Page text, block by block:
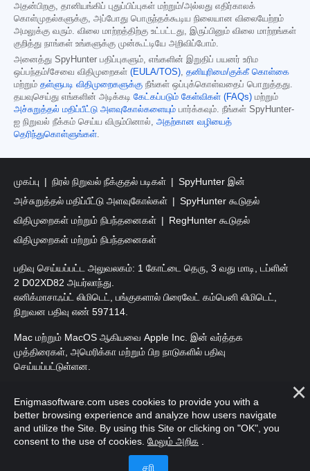
அதன்பிறகு, தானியங்கிப் புதுப்பிப்புகள் மற்றும்/அல்லது எதிர்காலக்
கொள்முதல்களுக்கு, அப்போது பொருந்தக்கூடிய நிலையான விலையேற்றம்
அமலுக்கு வரும். விலை மாற்றத்திற்கு உட்பட்டது, இருப்பினும் விலை மாற்றங்கள்
குறித்து நாங்கள் உங்களுக்கு முன்கூட்டியே அறிவிப்போம்.
அனைத்து SpyHunter பதிப்புகளும், எங்களின் இறுதிப் பயனர் உரிம
ஒப்பந்தம்/சேவை விதிமுறைகள் (EULA/TOS) தனியுரிமை/குக்கீ கொள்கை
மற்றும் தள்ளுபடி விதிமுறைகளுக்கு நீங்கள் ஒப்புக்கொள்வதைப் பொறுத்தது.
தயவுசெய்து எங்களின் அடிக்கடி கேட்கப்படும் கேள்விகள் (FAQs) மற்றும்
அச்சுறுத்தல் மதிப்பீட்டு அளவுகோல்களையும் பார்க்கவும். நீங்கள் SpyHunter-
ஐ நிறுவல் நீக்கம் செய்ய விரும்பினால், அதற்கான வழியைத்
தெரிந்துகொள்ளுங்கள்
முகப்பு நிரல் நிறுவல் நீக்குதல் படிகள்
SpyHunter இன்
அச்சுறுத்தல் மதிப்பீட்டு அளவுகோல்கள்
SpyHunter கூடுதல்
விதிமுறைகள் மற்றும் நிபந்தனைகள்
RegHunter கூடுதல்
விதிமுறைகள் மற்றும் நிபந்தனைகள்
பதிவு செய்யப்பட்ட அலுவலகம்: 1 கோட்டை தெரு, 3 வது மாடி, டப்ளின்
2 D02XD82 அயர்லாந்து.
எனிக்மாசாஃப்ட் லிமிடெட், பங்குகளால் பிரைவேட் கம்பெனி லிமிடெட்,
நிறுவன பதிவு எண் 597114.
Mac மற்றும் MacOS ஆகியவை Apple Inc. இன் வர்த்தக
முத்திரைகள், அமெரிக்கா மற்றும் பிற நாடுகளில் பதிவு
செய்யப்பட்டுள்ளன.
உரிமைகளும் பாதுகாக்கப்பட்டவை.
Enigmasoftware.com uses cookies to provide you with a
better browsing experience and analyze how users navigate
and utilize the Site. By using this Site or clicking on "OK", you
consent to the use of cookies. மேலும் அறிக